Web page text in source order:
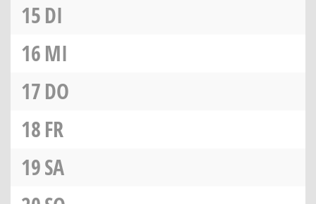
15DI
16MI
17DO
18FR
19SA